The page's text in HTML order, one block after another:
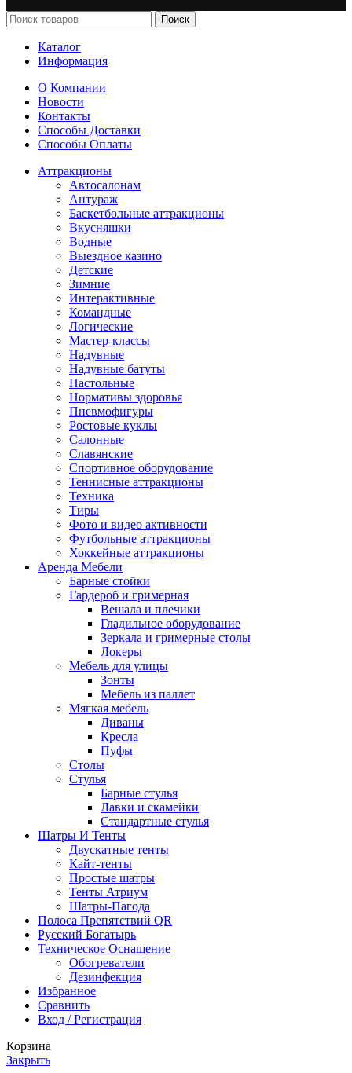
Поиск
Каталог
Информация
О Компании
Новости
Контакты
Способы Доставки
Способы Оплаты
Аттракционы
Автосалонам
Антураж
Баскетбольные аттракционы
Вкусняшки
Водные
Выездное казино
Детские
Зимние
Интерактивные
Командные
Логические
Мастер-классы
Надувные
Надувные батуты
Настольные
Нормативы здоровья
Пневмофигуры
Ростовые куклы
Салонные
Славянские
Спортивное оборудование
Теннисные аттракционы
Техника
Тиры
Фото и видео активности
Футбольные аттракционы
Хоккейные аттракционы
Аренда Мебели
Барные стойки
Гардероб и гримерная
Вешала и плечики
Гладильное оборудование
Зеркала и гримерные столы
Локеры
Мебель для улицы
Зонты
Мебель из паллет
Мягкая мебель
Диваны
Кресла
Пуфы
Столы
Стулья
Барные стулья
Лавки и скамейки
Стандартные стулья
Шатры И Тенты
Двускатные тенты
Кайт-тенты
Простые шатры
Тенты Атриум
Шатры-Пагода
Полоса Препятствий QR
Русский Богатырь
Техническое Оснащение
Обогреватели
Дезинфекция
Избранное
Сравнить
Вход / Регистрация
Корзина
Закрыть